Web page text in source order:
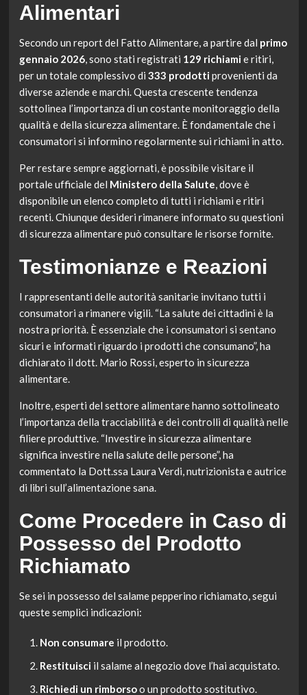
Alimentari
Secondo un report del Fatto Alimentare, a partire dal primo
gennaio 2026, sono stati registrati 129 richiami e ritiri,
per un totale complessivo di 333 prodotti provenienti da
diverse aziende e marchi. Questa crescente tendenza
sottolinea l’importanza di un costante monitoraggio della
qualità e della sicurezza alimentare. È fondamentale che i
consumatori si informino regolarmente sui richiami in atto.
Per restare sempre aggiornati, è possibile visitare il
portale ufficiale del Ministero della Salute, dove è
disponibile un elenco completo di tutti i richiami e ritiri
recenti. Chiunque desideri rimanere informato su questioni
di sicurezza alimentare può consultare le risorse fornite.
Testimonianze e Reazioni
I rappresentanti delle autorità sanitarie invitano tutti i
consumatori a rimanere vigili. “La salute dei cittadini è la
nostra priorità. È essenziale che i consumatori si sentano
sicuri e informati riguardo i prodotti che consumano”, ha
dichiarato il dott. Mario Rossi, esperto in sicurezza
alimentare.
Inoltre, esperti del settore alimentare hanno sottolineato
l’importanza della tracciabilità e dei controlli di qualità nelle
filiere produttive. “Investire in sicurezza alimentare
significa investire nella salute delle persone”, ha
commentato la Dott.ssa Laura Verdi, nutrizionista e autrice
di libri sull’alimentazione sana.
Come Procedere in Caso di
Possesso del Prodotto
Richiamato
Se sei in possesso del salame pepperino richiamato, segui
queste semplici indicazioni:
Non consumare il prodotto.
Restituisci il salame al negozio dove l’hai acquistato.
Richiedi un rimborsoo un prodotto sostitutivo.